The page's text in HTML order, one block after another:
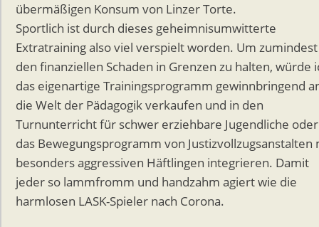
übermäßigen Konsum von Linzer Torte.
Sportlich ist durch dieses geheimnisumwitterte
Extratraining also viel verspielt worden. Um zumindest
den finanziellen Schaden in Grenzen zu halten, würde
das eigenartige Trainingsprogramm gewinnbringend
die Welt der Pädagogik verkaufen und in den
Turnunterricht für schwer erziehbare Jugendliche
das Bewegungsprogramm von Justizvollzugsanstalten
besonders aggressiven Häftlingen integrieren. Damit
jeder so lammfromm und handzahm agiert wie die
harmlosen LASK-Spieler nach Corona.